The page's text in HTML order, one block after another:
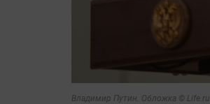
Владимир Путин. Обложка © Life.ru